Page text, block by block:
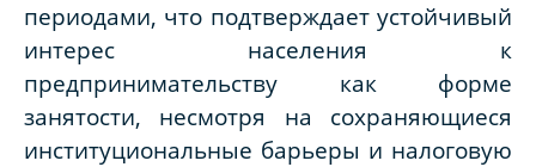
периодами, что подтверждает устойчивый
интерес населения к
предпринимательству как форме
занятости, несмотря на сохраняющиеся
институциональные барьеры и налоговую